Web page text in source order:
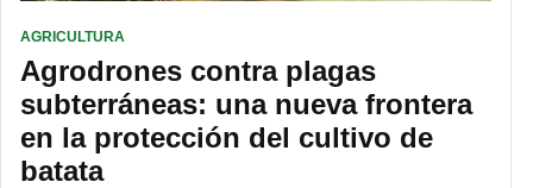
AGRICULTURA
Agrodrones contra plagas
subterráneas: una nueva frontera
en la protección del cultivo de
batata